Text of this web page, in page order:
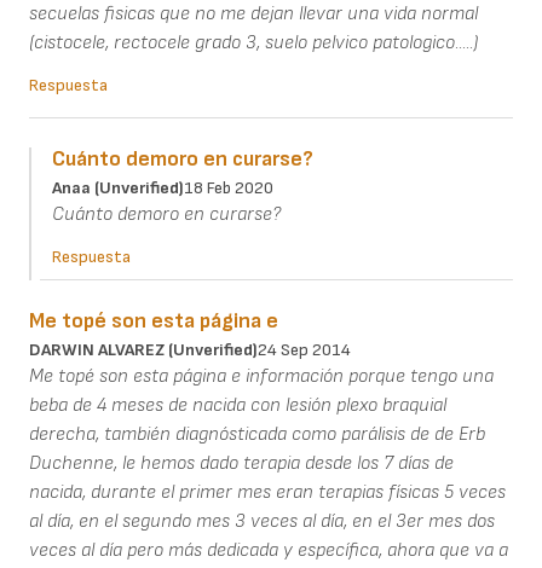
secuelas fisicas que no me dejan llevar una vida normal
(cistocele, rectocele grado 3, suelo pelvico patologico.....)
Respuesta
Cuánto demoro en curarse?
Anaa (unverified)18 Feb 2020
Cuánto demoro en curarse?
Respuesta
Me topé son esta página e
DARWIN ALVAREZ (unverified)24 Sep 2014
Me topé son esta página e información porque tengo una
beba de 4 meses de nacida con lesión plexo braquial
derecha, también diagnósticada como parálisis de de Erb
Duchenne, le hemos dado terapia desde los 7 días de
nacida, durante el primer mes eran terapias físicas 5 veces
al día, en el segundo mes 3 veces al día, en el 3er mes dos
veces al día pero más dedicada y específica, ahora que va a